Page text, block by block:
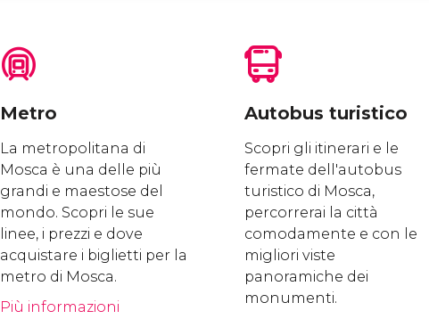
Metro
La metropolitana di
Mosca è una delle più
grandi e maestose del
mondo. Scopri le sue
linee, i prezzi e dove
acquistare i biglietti per la
metro di Mosca.
Più informazioni
Autobus turistico
Scopri gli itinerari e le
fermate dell'autobus
turistico di Mosca,
percorrerai la città
comodamente e con le
migliori viste
panoramiche dei
monumenti.